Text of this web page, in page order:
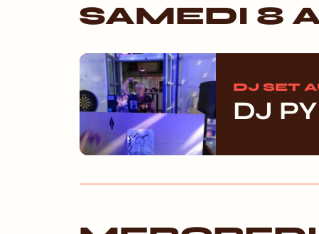
SAMEDI 8
DJ SET
DJ